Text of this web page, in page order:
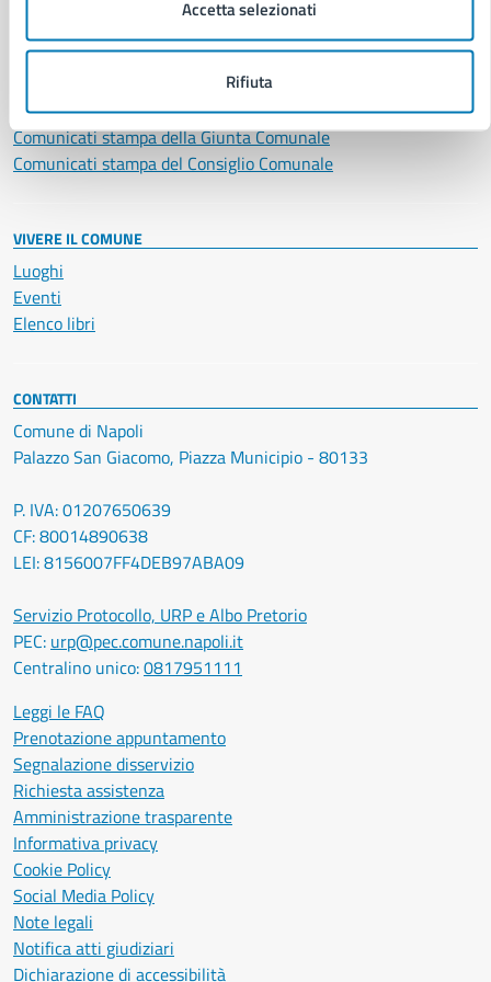
Accetta selezionati
Rifiuta
Notizie
Comunicati
Comunicati stampa della Giunta Comunale
Comunicati stampa del Consiglio Comunale
VIVERE IL COMUNE
Luoghi
Eventi
Elenco libri
CONTATTI
Comune di Napoli
Palazzo San Giacomo, Piazza Municipio - 80133
P. IVA: 01207650639
CF: 80014890638
LEI: 8156007FF4DEB97ABA09
Servizio Protocollo, URP e Albo Pretorio
PEC: urp@pec.comune.napoli.it
Centralino unico:0817951111
Leggi le FAQ
Prenotazione appuntamento
Segnalazione disservizio
Richiesta assistenza
Amministrazione trasparente
Informativa privacy
Cookie Policy
Social Media Policy
Note legali
Notifica atti giudiziari
Dichiarazione di accessibilità